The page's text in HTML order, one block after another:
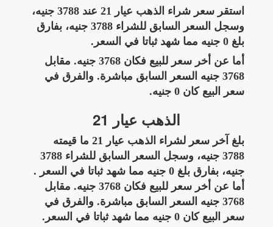
استقر سعر شراء الذهب عيار 21 عند 3788 جنيه،
وسجل السعر السابق للشراء 3788 جنيه، بفارق
بلغ 0 جنيه مما شهد ثباتا في السعر.
أما عن أخر سعر للبيع فكان 3768 جنيه. مقابل
3768 جنيه السعر السابق مباشرة. والفرق في
سعر البيع كان 0 جنيه.
الذهب عيار 21
بلغ آخر سعر لشراء الذهب عيار 21 ما قيمته
3788 جنيه، وسجل السعر السابق للشراء 3788
جنيه، بفارق بلغ 0 جنيه مما شهد ثباتا في السعر .
أما عن أخر سعر للبيع فكان 3768 جنيه. مقابل
3768 جنيه السعر السابق مباشرة. والفرق في
سعر البيع كان 0 جنيه مما شهد ثباتا في السعر.